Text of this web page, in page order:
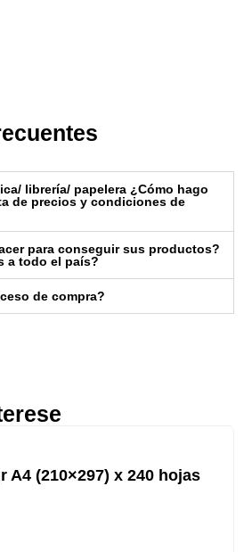
librería/ papelera ¿Cómo hago
de precios y condiciones de
para conseguir sus productos?
a todo el país?
de compra?
A4 (210×297) x 240 hojas